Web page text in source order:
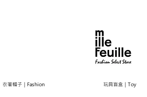
衣著帽子｜Fashion 玩具盲盒｜Toy